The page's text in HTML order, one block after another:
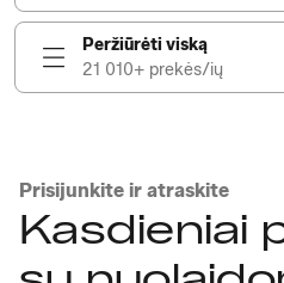
Peržiūrėti viską
21 010+ prekės/ių
Prisijunkite ir atraskite
Kasdieniai